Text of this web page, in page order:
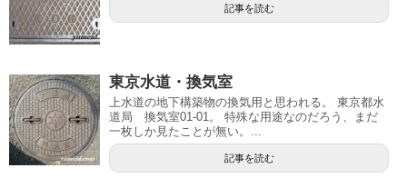
記事を読む
東京水道・換気室
上水道の地下構築物の換気用と思われる。 東京都水
道局 換気室01-01。 特殊な用途なのだろう、まだ
一枚しか見たことが無い。...
記事を読む